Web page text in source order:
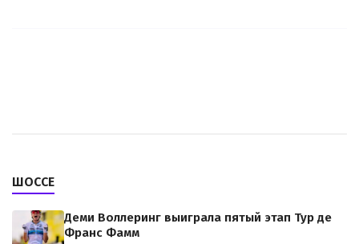
ШОССЕ
Деми Воллеринг выиграла пятый этап Тур де
Франс Фамм